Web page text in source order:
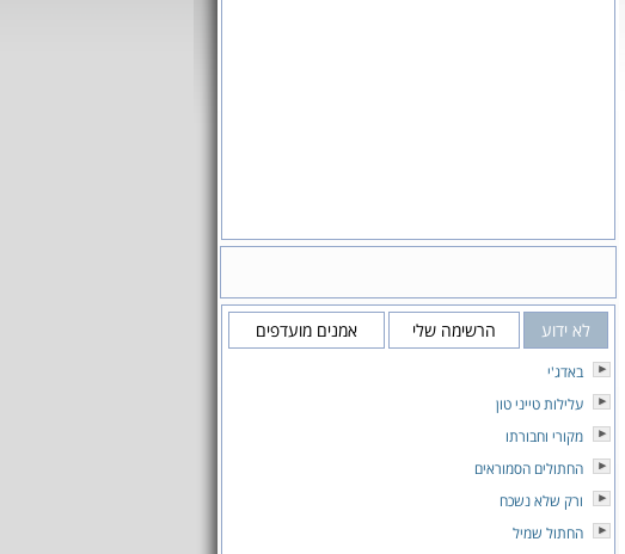
לא ידוע הרשימה שלי אמנים מועדפים
באדג'י
עלילות טייני טון
מקורי וחבורתו
החתולים הסמוראים
ורק שלא נשכח
החתול שמיל